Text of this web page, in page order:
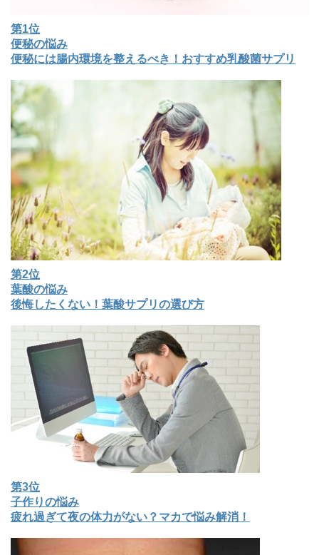
第1位
便秘の悩み
便秘には腸内環境を整えるべき！おすすめ乳酸菌サプリ
第2位
葉酸の悩み
後悔したくない！葉酸サプリの選び方
第3位
子作りの悩み
疲れ過ぎて夜の体力がない？マカで悩み解消！